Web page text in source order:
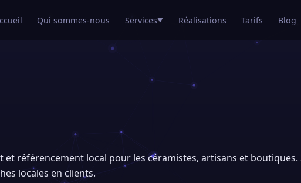
Qui sommes-nous Services▼ Réalisations Tarifs Blog
et référencement local pour les céramistes, artisans et boutiques.
locales en clients.